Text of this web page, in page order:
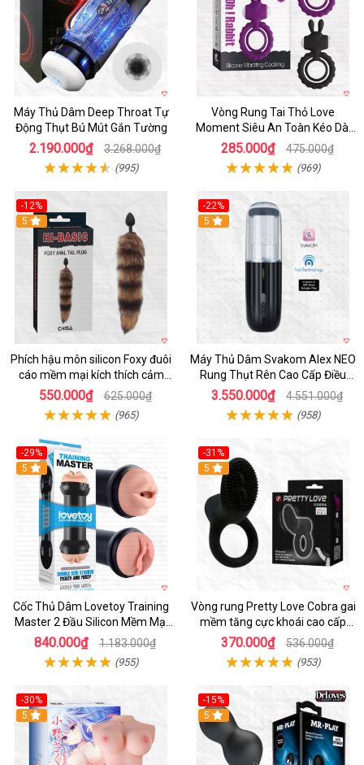
Máy Thủ Dâm Deep Throat Tự
Động Thụt Bú Mút Gắn Tường
2.190.000₫ 3.268.000₫
(995)
Vòng Rung Tai Thỏ Love
Moment Siêu An Toàn Kéo Dài
Thời Gian
285.000₫ 475.000₫
(969)
-12%
Hot
5
Phích hậu môn silicon Foxy đuôi
cáo mềm mại kích thích cảm
giác mới
550.000₫ 625.000₫
(965)
-22%
5
Máy Thủ Dâm Svakom Alex NEO
Rung Thụt Rên Cao Cấp Điều
Khiển App
3.550.000₫ 4.551.000₫
(958)
-29%
Hot
5
Cốc Thủ Dâm Lovetoy Training
Master 2 Đầu Silicon Mềm Mại
Tiện Lợi
840.000₫ 1.183.000₫
(955)
-31%
5
Vòng rung Pretty Love Cobra gai
mềm tăng cực khoái cao cấp
chính hãng
370.000₫ 536.000₫
(953)
-30%
Hot
5
-15%
Hot
5